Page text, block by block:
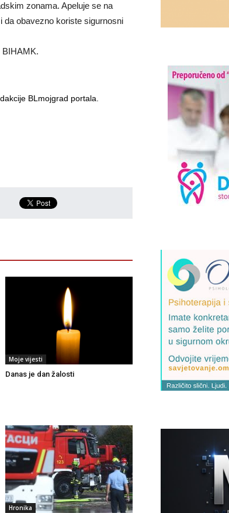
zonama. Apeluje se na
da obavezno koriste sigurnosni
BIHAMK.
BLmojgrad portala.
Moje vijesti
Danas je dan žalosti
Hronika